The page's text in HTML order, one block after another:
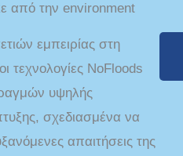
από την environment
εμπειρίας στη
τεχνολογίες NoFloods
υψηλής
σχεδιασμένα να
απαιτήσεις της